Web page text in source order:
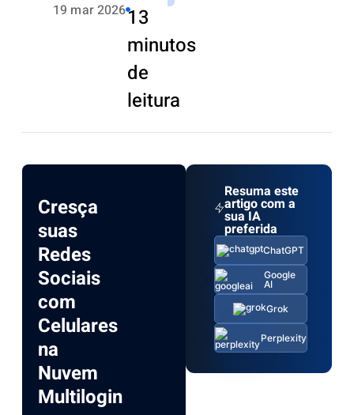
19 mar 202613
minutos
de
leitura
Cresça
suas
Redes
Sociais
com
Celulares
na
Nuvem
Multilogin
Resuma este
artigo com a
sua IA
preferida
ChatGPT
Google
AI
Grok
Perplexity